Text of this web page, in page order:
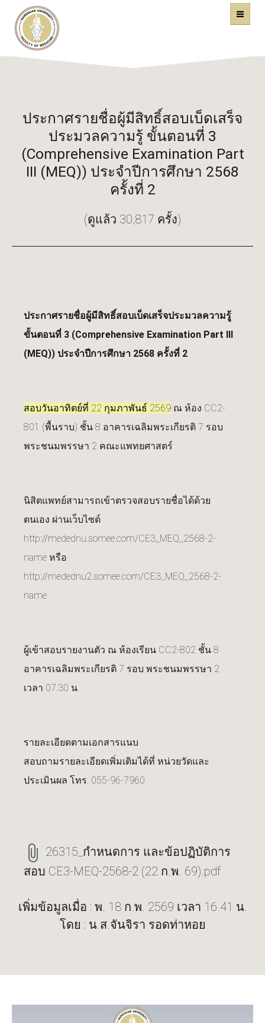
คณะแพทยศาสตร์
ประกาศรายชื่อผู้มีสิทธิ์สอบเบ็ดเสร็จ
ประมวลความรู้ ขั้นตอนที่ 3
(Comprehensive Examination Part
III (MEQ)) ประจำปีการศึกษา 2568
ครั้งที่ 2
(ดูแล้ว 30,817 ครั้ง)
ประกาศรายชื่อผู้มีสิทธิ์สอบเบ็ดเสร็จประมวลความรู้
ขั้นตอนที่ 3 (Comprehensive Examination Part III
(MEQ)) ประจำปีการศึกษา 2568 ครั้งที่ 2
สอบวันอาทิตย์ที่ 22 กุมภาพันธ์ 2569 ณ ห้อง CC2-
801 (พื้นราบ) ชั้น 8 อาคารเฉลิมพระเกียรติ 7 รอบ
พระชนมพรรษา 2 คณะแพทยศาสตร์
นิสิตแพทย์สามารถเข้าตรวจสอบรายชื่อได้ด้วย
ตนเอง ผ่านเว็บไซต์
http://medednu.somee.com/CE3_MEQ_2568-2-
name หรือ
http://medednu2.somee.com/CE3_MEQ_2568-2-
name
ผู้เข้าสอบรายงานตัว ณ ห้องเรียน CC2-802 ชั้น 8
อาคารเฉลิมพระเกียรติ 7 รอบ พระชนมพรรษา 2
เวลา 07.30 น.
รายละเอียดตามเอกสารแนบ
สอบถามรายละเอียดเพิ่มเติมได้ที่ หน่วยวัดและ
ประเมินผล โทร. 055-96-7960
26315_กำหนดการ และข้อปฏิบัติการ
สอบ CE3-MEQ-2568-2 (22 ก.พ. 69).pdf
เพิ่มข้อมูลเมื่อ : พ. 18 ก.พ. 2569 เวลา 16.41 น.
โดย : น.ส.จันจิรา รอดท่าหอย